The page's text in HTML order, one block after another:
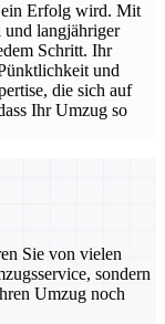
ein Erfolg wird. Mit
und langjähriger
Schritt. Ihr
und
die sich auf
Ihr Umzug so
Sie von vielen
sondern
Umzug noch